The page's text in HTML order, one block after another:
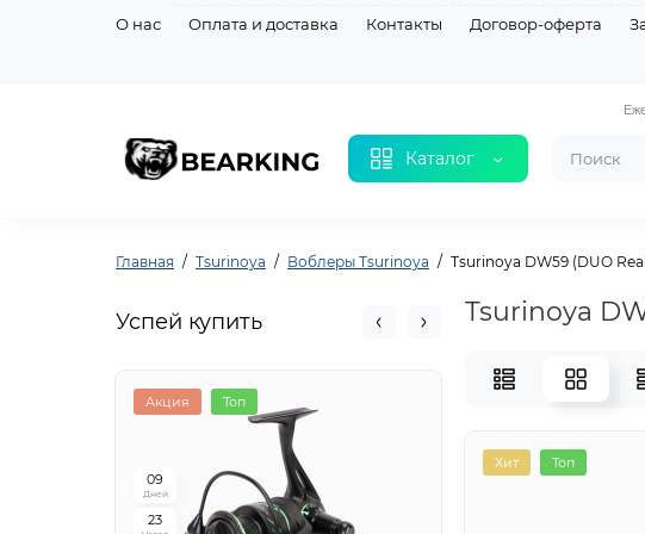
О нас Оплата и доставка Контакты Договор-оферта
Каталог
Главная Tsurinoya Воблеры Tsurinoya Tsurinoya DW59 (DUO
Успей купить
Акция Топ
09
Дней
23
09
Tsurinoya
Хит Топ